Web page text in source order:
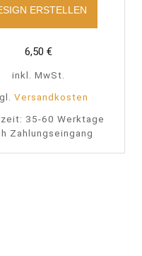
ERSTELLEN
6,50 €
inkl. MwSt.
Versandkosten
35-60 Werktage
Zahlungseingang